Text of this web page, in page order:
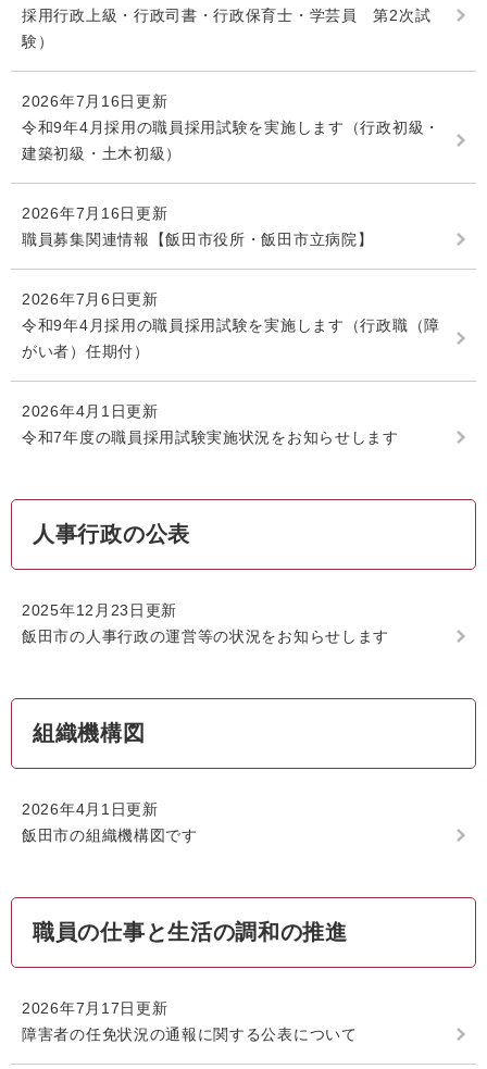
採用行政上級・行政司書・行政保育士・学芸員 第2次試
験）
2026年7月16日更新
令和9年4月採用の職員採用試験を実施します（行政初級・
建築初級・土木初級）
2026年7月16日更新
職員募集関連情報【飯田市役所・飯田市立病院】
2026年7月6日更新
令和9年4月採用の職員採用試験を実施します（行政職（障
がい者）任期付）
2026年4月1日更新
令和7年度の職員採用試験実施状況をお知らせします
人事行政の公表
2025年12月23日更新
飯田市の人事行政の運営等の状況をお知らせします
組織機構図
2026年4月1日更新
飯田市の組織機構図です
職員の仕事と生活の調和の推進
2026年7月17日更新
障害者の任免状況の通報に関する公表について